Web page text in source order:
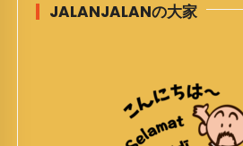
JALANJALANの大家